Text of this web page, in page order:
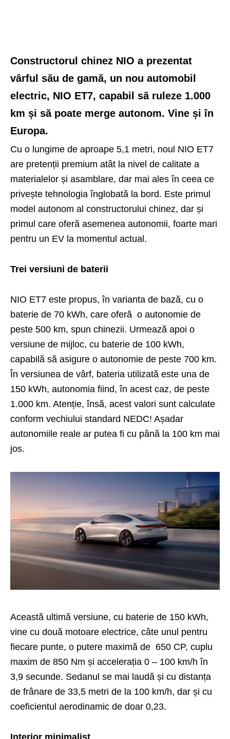
Constructorul chinez NIO a prezentat
vârful său de gamă, un nou automobil
electric, NIO ET7, capabil să ruleze 1.000
km și să poate merge autonom. Vine și în
Europa.
Cu o lungime de aproape 5,1 metri, noul NIO ET7
are pretenții premium atât la nivel de calitate a
materialelor și asamblare, dar mai ales în ceea ce
privește tehnologia înglobată la bord. Este primul
model autonom al constructorului chinez, dar și
primul care oferă asemenea autonomii, foarte mari
pentru un EV la momentul actual.
Trei versiuni de baterii
NIO ET7 este propus, în varianta de bază, cu o
baterie de 70 kWh, care oferă o autonomie de
peste 500 km, spun chinezii. Urmează apoi o
versiune de mijloc, cu baterie de 100 kWh,
capabilă să asigure o autonomie de peste 700 km.
În versiunea de vârf, bateria utilizată este una de
150 kWh, autonomia fiind, în acest caz, de peste
1.000 km. Atenție, însă, acest valori sunt calculate
conform vechiului standard NEDC! Așadar
autonomiile reale ar putea fi cu până la 100 km mai
jos.
Această ultimă versiune, cu baterie de 150 kWh,
vine cu două motoare electrice, câte unul pentru
fiecare punte, o putere maximă de 650 CP, cuplu
maxim de 850 Nm și accelerația 0 – 100 km/h în
3,9 secunde. Sedanul se mai laudă și cu distanța
de frânare de 33,5 metri de la 100 km/h, dar și cu
coeficientul aerodinamic de doar 0,23.